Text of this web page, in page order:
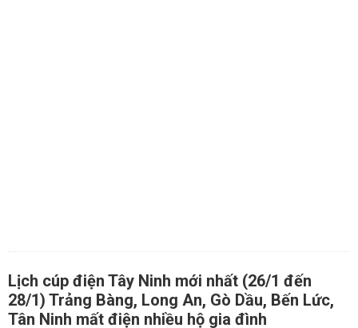
Lịch cúp điện Tây Ninh mới nhất (26/1 đến
28/1) Trảng Bàng, Long An, Gò Dầu, Bến Lức,
Tân Ninh mất điện nhiều hộ gia đình